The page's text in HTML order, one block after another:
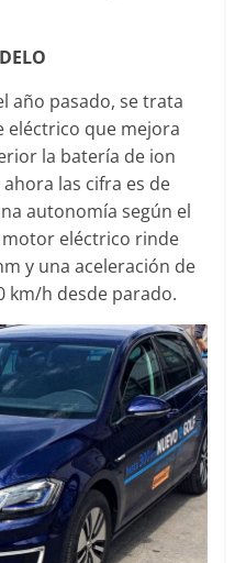
año pasado, se trata
que mejora
la batería de ion
las cifra es de
autonomía según el
motor eléctrico rinde
y una aceleración de
km/h desde parado.